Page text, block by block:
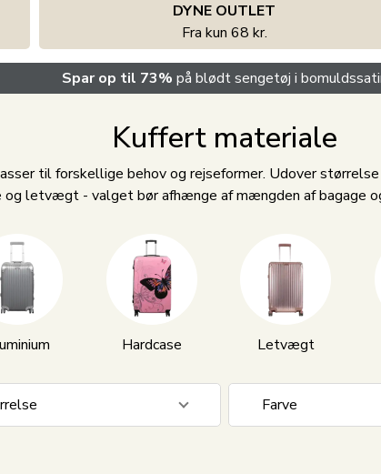
DYNE OUTLET
Fra kun 68 kr.
Spar op til 73% på blødt sengetøj i
Kuffert materiale
til forskellige behov og rejseformer. Udover størrelse
og letvægt - valget bør afhænge af mængden af bagage
Hardcase Letvægt
Farve